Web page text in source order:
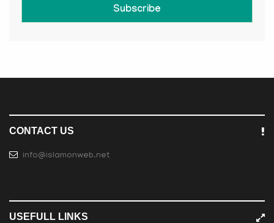
Subscribe
CONTACT US
info@islamonweb.net
USEFULL LINKS